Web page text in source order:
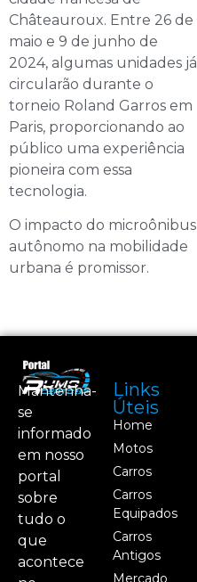
Châteauroux. Entre 26 de
maio e 9 de junho de
2024, algumas unidades já
circularão durante o
torneio Roland Garros em
Paris, proporcionando ao
público uma experiência
pioneira com essa
tecnologia.
O impacto do microônibus
autônomo na mobilidade
urbana é promissor.
Mantenha-
se
informado
em nosso
portal
sobre
tudo o
que
acontece
Links
Úteis
Home
Motos
Carros
Carros
Equipados
Carros
Antigos
Mercado